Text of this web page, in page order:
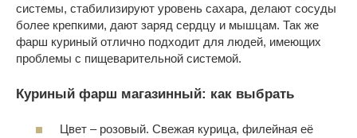
системы, стабилизируют уровень сахара, делают сосуды
более крепкими, дают заряд сердцу и мышцам. Так же
фарш куриный отлично подходит для людей, имеющих
проблемы с пищеварительной системой.
Куриный фарш магазинный: как выбрать
Цвет – розовый. Свежая курица, филейная её